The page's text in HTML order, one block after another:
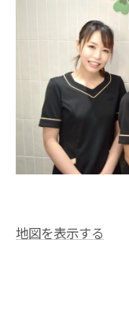
地図を表示する